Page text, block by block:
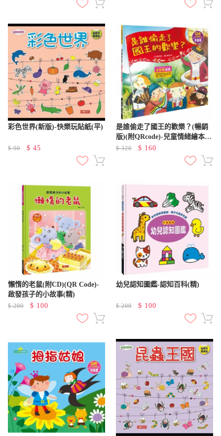
彩色世界(新版)-快樂玩貼紙(平)
$90 $ 45
是誰偷走了國王的歡樂？(暢銷
版)(附QRcode)-兒童情緒繪本(5)
(精)
$320 $ 160
懶惰的老鼠(附CD)(QR Code)-
啟發孩子的小故事(精)
$200 $ 100
幼兒認知圖鑑-認知百科(精)
$200 $ 100